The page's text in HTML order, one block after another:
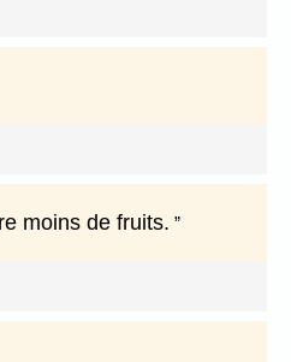
moins de fruits.